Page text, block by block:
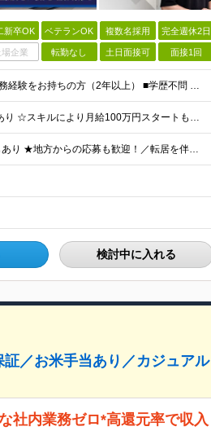
新卒OK ベテランOK 複数名採用 完全週休2日
場企業 転勤なし 土日面接可 面接1回
≪経験2年│第二新卒もOK◎≫ ■エンジニアとして実務経験をお持ちの方（2年以上） ■学歴不問 ＼意欲重視の採用です／ 「経歴に自信がない」という方も、 "今後挑戦したいこと""スキルアップしたいこ
☆平均182.7万円年収UP！最大210万円UPの実績もあり ☆スキルにより月給100万円スタートも可能◎ 月給40万円～100万円＋決算賞与＋各種手当 ～給与イメージ～ ■経験2年以上…月給40
★社員の9割がリモートワーク ★フルリモート案件もあり ★地方からの応募も歓迎！／転居を伴う転勤なし 東京23区を中心としたプロジェクト先での勤務です。 ～～～～～～～～～～～ 【東京⇒地方へUタ
検討中に入れる
証／お米手当あり／カジュアル
社内業務ゼロ*高還元率で収入